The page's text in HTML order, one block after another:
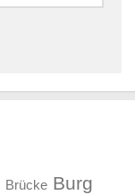
Brücke Burg